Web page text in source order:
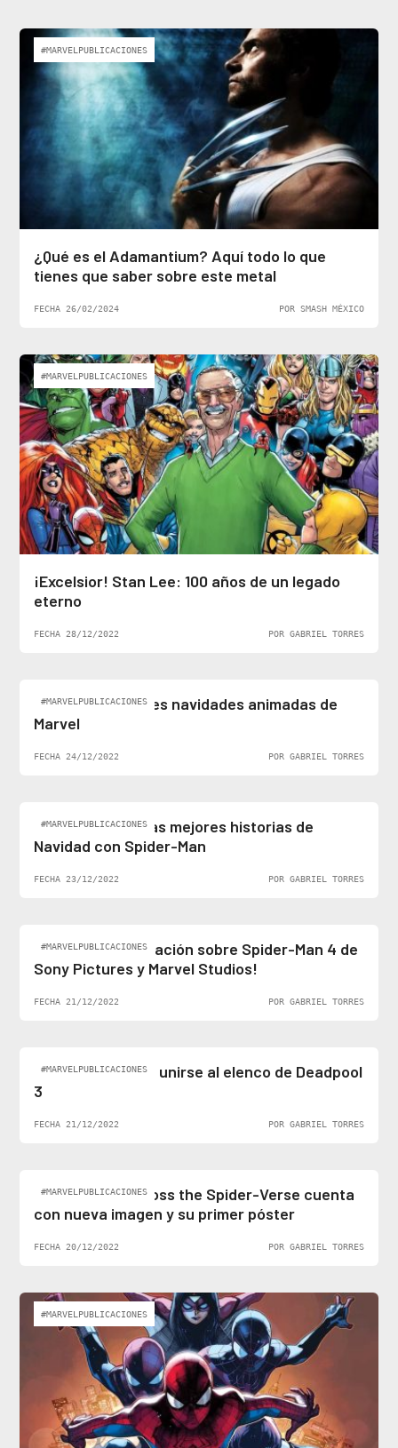
#MARVELPUBLICACIONES
¿Qué es el Adamantium? Aquí todo lo que
tienes que saber sobre este metal
FECHA 26/02/2024 POR SMASH MÉXICO
#MARVELPUBLICACIONES
¡Excelsior! Stan Lee: 100 años de un legado
eterno
FECHA 28/12/2022 POR GABRIEL TORRES
#MARVELPUBLICACIONES
Top 5: Las mejores navidades animadas de
Marvel
FECHA 24/12/2022 POR GABRIEL TORRES
#MARVELPUBLICACIONES
Felices fiestas: las mejores historias de
Navidad con Spider-Man
FECHA 23/12/2022 POR GABRIEL TORRES
#MARVELPUBLICACIONES
¡Al fin hay información sobre Spider-Man 4 de
Sony Pictures y Marvel Studios!
FECHA 21/12/2022 POR GABRIEL TORRES
#MARVELPUBLICACIONES
Ben Stiller podría unirse al elenco de Deadpool
3
FECHA 21/12/2022 POR GABRIEL TORRES
#MARVELPUBLICACIONES
Spider-Man: Across the Spider-Verse cuenta
con nueva imagen y su primer póster
FECHA 20/12/2022 POR GABRIEL TORRES
#MARVELPUBLICACIONES